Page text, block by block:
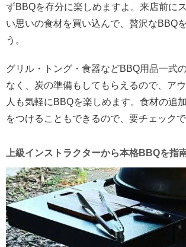
ずBBQを存分に楽しめますよ。来店前に
い思いの食材を買い込んで、贅沢なBBQ
う。
グリル・トング・食器などBBQ用品一式
なく、炭の準備もしてもらえるので、ア
人も気軽にBBQを楽しめます。食材の追
をつけることもできるので、要チェックで
上級インストラクターから本格BBQを指